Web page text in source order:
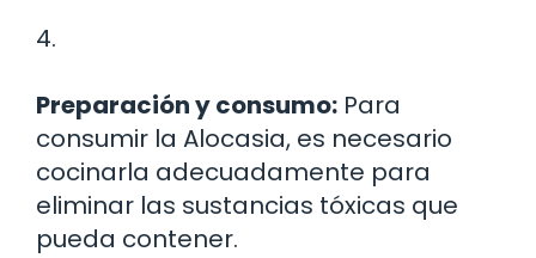
4.
Preparación y consumo: Para
consumir la Alocasia, es necesario
cocinarla adecuadamente para
eliminar las sustancias tóxicas que
pueda contener.